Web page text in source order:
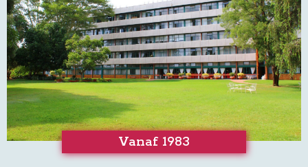
Vanaf 1983